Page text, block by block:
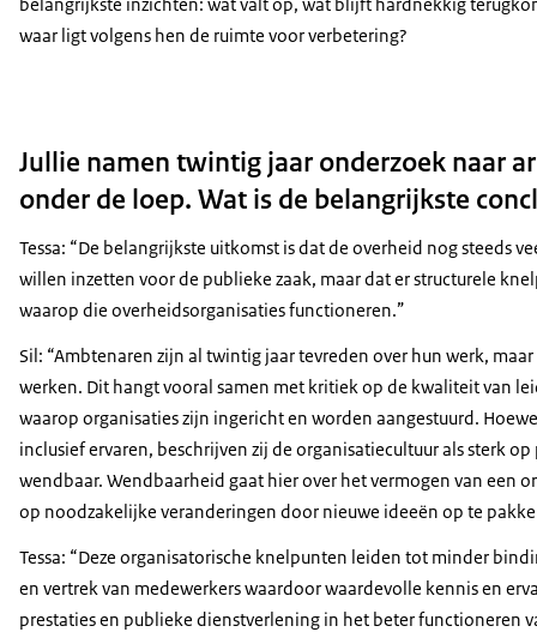
waar ligt volgens hen de ruimte voor verbetering?
Jullie namen twintig jaar onderzoek naar
onder de loep. Wat is de belangrijkste
Tessa: “De belangrijkste uitkomst is dat de overheid nog steeds
willen inzetten voor de publieke zaak, maar dat er structurele
waarop die overheidsorganisaties functioneren.”
Sil: “Ambtenaren zijn al twintig jaar tevreden over hun werk,
werken. Dit hangt vooral samen met kritiek op de kwaliteit van
waarop organisaties zijn ingericht en worden aangestuurd.
inclusief ervaren, beschrijven zij de organisatiecultuur als sterk
wendbaar. Wendbaarheid gaat hier over het vermogen van een
op noodzakelijke veranderingen door nieuwe ideeën op te
Tessa: “Deze organisatorische knelpunten leiden tot minder
en vertrek van medewerkers waardoor waardevolle kennis en
prestaties en publieke dienstverlening in het beter functioneren